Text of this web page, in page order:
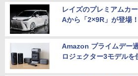
レイズのプレミアムカ
Aから「2×9R」が登場！
Amazon プライムデー
ロジェクター3モデルを